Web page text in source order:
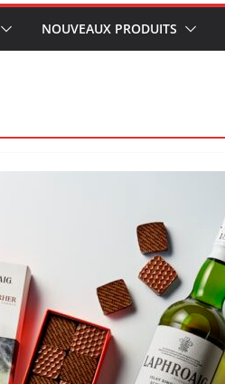
NOUVEAUX PRODUITS